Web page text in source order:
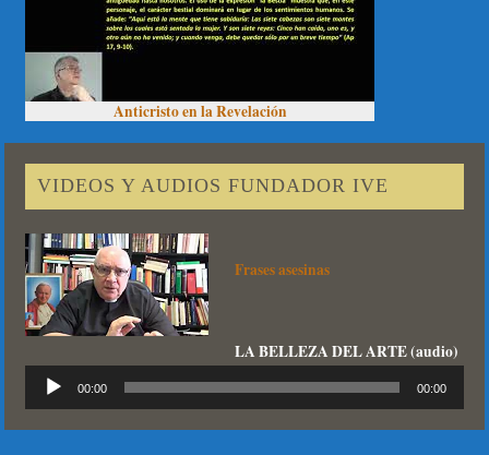
Anticristo en la Revelación
VIDEOS Y AUDIOS FUNDADOR IVE
Frases asesinas
LA BELLEZA DEL ARTE (audio)
Reproductor
de
audio
00:00 00:00